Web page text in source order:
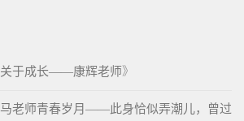
关于成长——康辉老师》
马老师青春岁月——此身恰似弄潮儿，曾过